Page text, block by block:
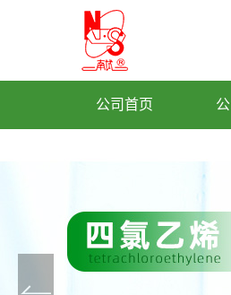
公司首页